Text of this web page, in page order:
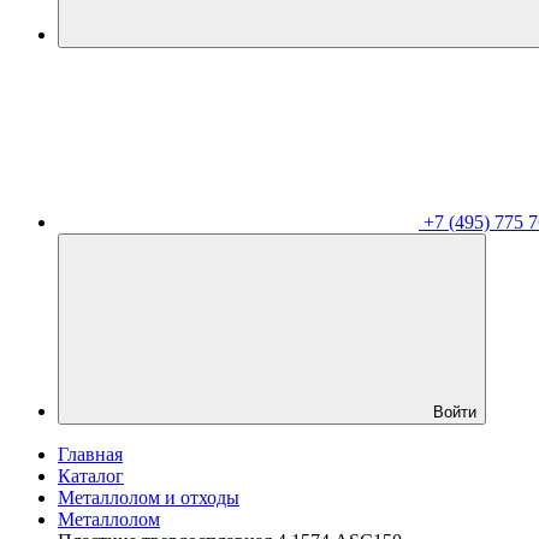
+7 (495) 775
Войти
Главная
Каталог
Металлолом и отходы
Металлолом